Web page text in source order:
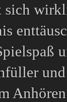
sich